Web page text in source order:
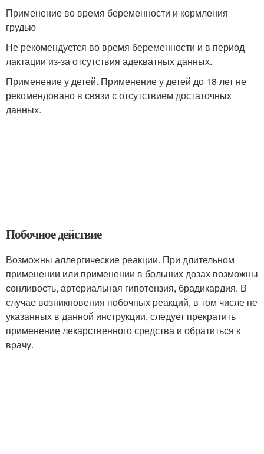
Применение во время беременности и кормления
грудью
Не рекомендуется во время беременности и в период
лактации из-за отсутствия адекватных данных.
Применение у детей. Применение у детей до 18 лет не
рекомендовано в связи с отсутствием достаточных
данных.
Побочное действие
Возможны аллергические реакции. При длительном
применении или применении в больших дозах возможны
сонливость, артериальная гипотензия, брадикардия. В
случае возникновения побочных реакций, в том числе не
указанных в данной инструкции, следует прекратить
применение лекарственного средства и обратиться к
врачу.